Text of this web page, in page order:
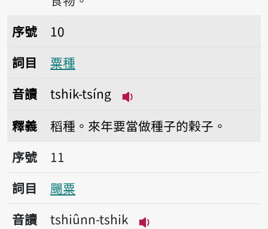
序號10粟種
序號
10
詞目
粟種
音讀
tshik-tsíng
釋義
稻種。來年要當做種子的榖子。
序號11颺粟
序號
11
詞目
颺粟
音讀
tshiûnn-tshik